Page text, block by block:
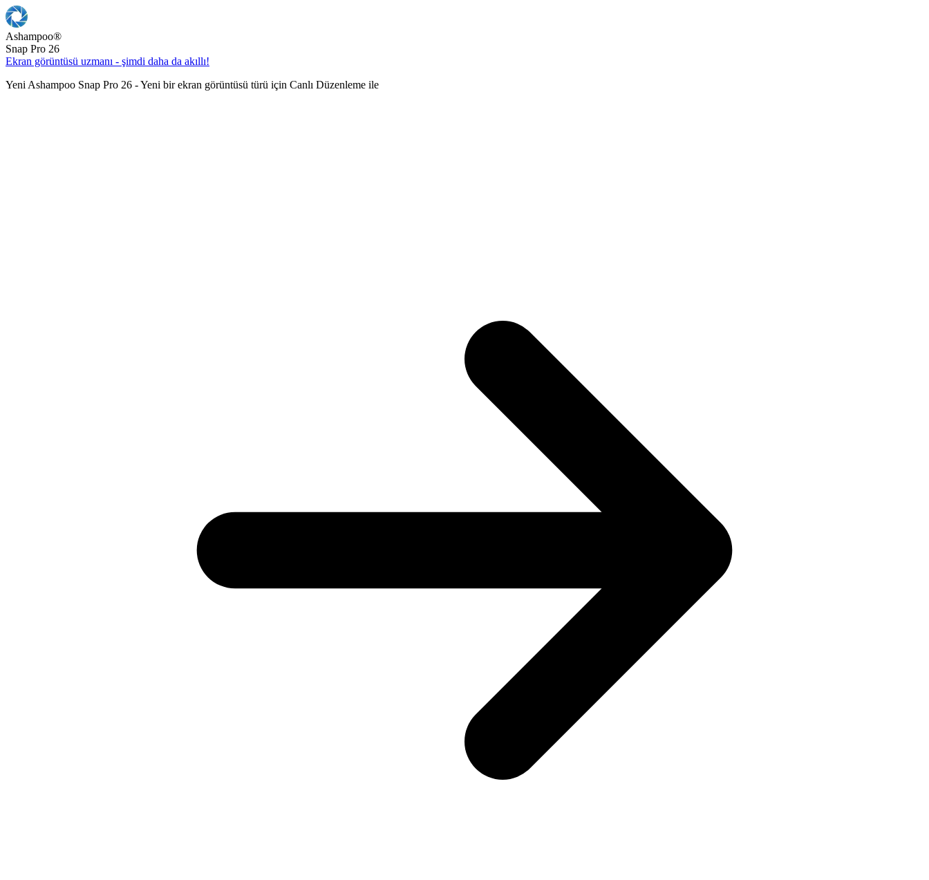
Ashampoo®
Snap Pro 26
Ekran görüntüsü uzmanı - şimdi daha da akıllı!
Yeni Ashampoo Snap Pro 26 - Yeni bir ekran görüntüsü türü için Canlı Düzenleme ile